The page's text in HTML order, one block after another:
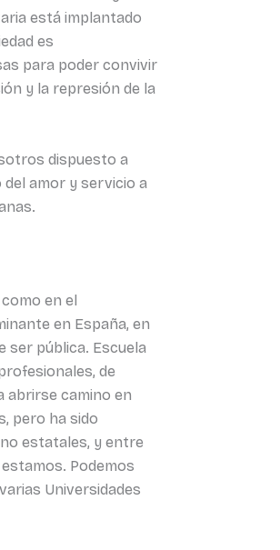
está implantado
es
para poder convivir
y la represión de la
dispuesto a
amor y servicio a
en el
en España, en
ser pública. Escuela
de
abrirse camino en
pero ha sido
estatales, y entre
Podemos
Universidades